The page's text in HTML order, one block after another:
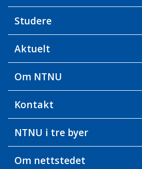
Studere
Aktuelt
Om NTNU
Kontakt
NTNU i tre byer
Om nettstedet